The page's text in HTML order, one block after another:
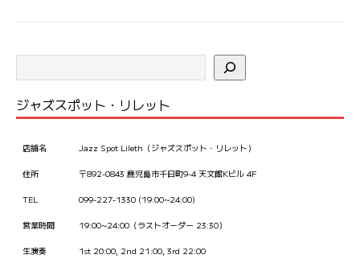
ジャズスポット・リレット
店舗名 Jazz Spot Lileth（ジャズスポット・リレット）
住所 〒892-0843 鹿児島市千日町9-4 天文館Kビル 4F
TEL 099-227-1330 (19:00~24:00)
営業時間 19:00~24:00（ラストオーダー 23:30）
生演奏 1st 20:00, 2nd 21:00, 3rd 22:00